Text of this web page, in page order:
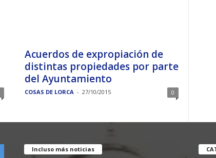
Acuerdos de expropiación de
distintas propiedades por parte
del Ayuntamiento
COSAS DE LORCA - 27/10/2015 0
Incluso más noticias